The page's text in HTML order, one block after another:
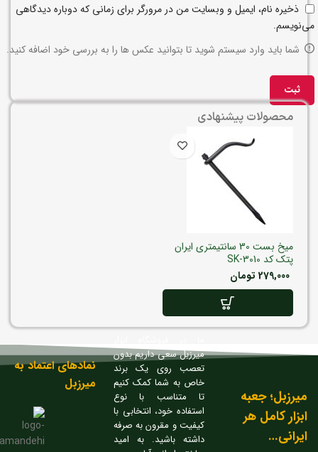
ذخیره نام، ایمیل و وبسایت من در مرورگر برای زمانی که دوباره دیدگاهی
می‌نویسم.
شما باید وارد سیستم شوید تا بتوانید عکس ها را به بررسی خود اضافه کنید.
محصولات پیشنهادی
میخ بست 30 سانتیمتری ایران
پتک کد SK-3010
279,000 تومان
میرزبل؛ جعبه
ابزار کامل هر
ایرانی…
میرزبل سعی داریم بدون
تعصب روی یک برند
خاص به شما کمک کنیم
تا متناسب با نوع
استفاده خود، انتخابی با
کیفیت و مقرون به صرفه
داشته باشید. به امید
نمادهای اعتماد به
میرزبل